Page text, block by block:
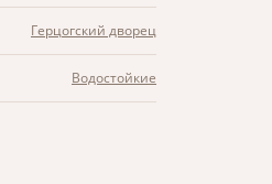
Герцогский дворец
Водостойкие